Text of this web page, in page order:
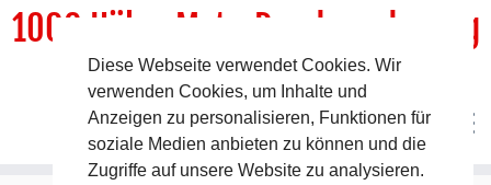
1000 HöhenMeterRundwanderweg
DER Rundwanderweg um Pommelsbrunn
Diese Webseite verwendet Cookies. Wir
verwenden Cookies, um Inhalte und
Anzeigen zu personalisieren, Funktionen für
soziale Medien anbieten zu können und die
Zugriffe auf unsere Website zu analysieren.